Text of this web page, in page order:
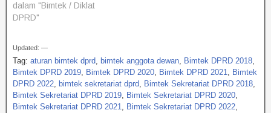
dalam "Bimtek / Diklat
DPRD"
Updated: —
Tag: aturan bimtek dprd, bimtek anggota dewan, Bimtek DPRD 2018,
Bimtek DPRD 2019, Bimtek DPRD 2020, Bimtek DPRD 2021, Bimtek
DPRD 2022, bimtek sekretariat dprd, Bimtek Sekretariat DPRD 2018,
Bimtek Sekretariat DPRD 2019, Bimtek Sekretariat DPRD 2020,
Bimtek Sekretariat DPRD 2021, Bimtek Sekretariat DPRD 2022,